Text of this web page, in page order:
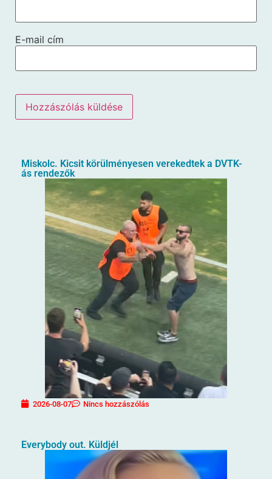
E-mail cím
Miskolc. Kicsit körülményesen verekedtek a DVTK-
ás rendezők
2026-08-07 Nincs hozzászólás
Everybody out. Küldjél